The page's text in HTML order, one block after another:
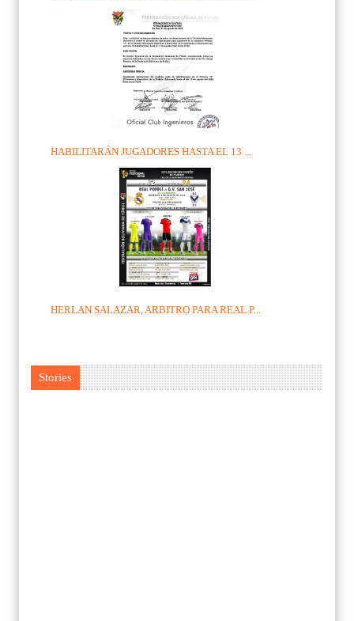
HABILITARÁN JUGADORES HASTA EL 13 ...
HERLAN SALAZAR, ARBITRO PARA REAL P...
Stories